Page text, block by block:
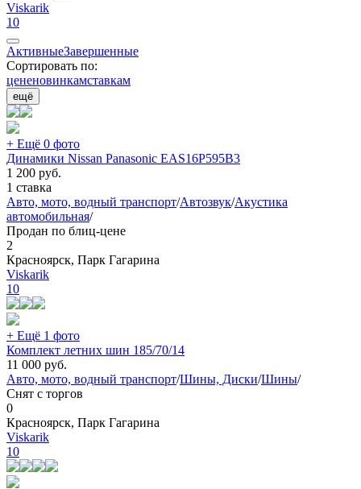
Viskarik
10
АктивныеЗавершенные
Сортировать по:
цененовинкамставкам
ещё
+ Ещё 0 фото
Динамики Nissan Panasonic EAS16P595B3
1 200 руб.
1 ставка
Авто, мото, водный транспорт/Автозвук/Акустика
автомобильная/
Продан по блиц-цене
2
Красноярск, Парк Гагарина
Viskarik
10
+ Ещё 1 фото
Комплект летних шин 185/70/14
11 000 руб.
Авто, мото, водный транспорт/Шины, Диски/Шины/
Снят с торгов
0
Красноярск, Парк Гагарина
Viskarik
10